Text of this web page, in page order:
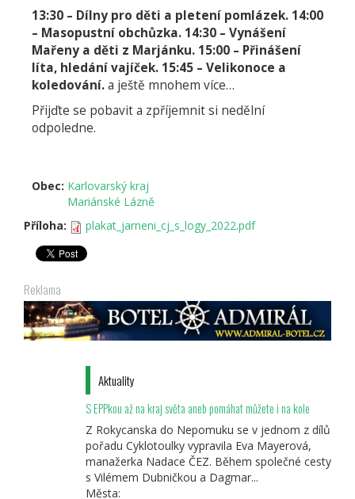
13:30 – Dílny pro děti a pletení pomlázek. 14:00
– Masopustní obchůzka. 14:30 – Vynášení
Mařeny a děti z Marjánku. 15:00 – Přinášení
líta, hledání vajíček. 15:45 – Velikonoce a
koledování.a ještě mnohem více…
Přijďte se pobavit a zpříjemnit si nedělní
odpoledne.
Obec: Karlovarský kraj
Mariánské Lázně
Příloha:
plakat_jarneni_cj_s_logy_2022.pdf
Reklama
Aktuality
S EPPkou až na kraj světa aneb pomáhat můžete i na kole
Z Rokycanska do Nepomuku se v jednom z dílů
pořadu Cyklotoulky vypravila Eva Mayerová,
manažerka Nadace ČEZ. Během společné cesty
s Vilémem Dubničkou a Dagmar...
Města: